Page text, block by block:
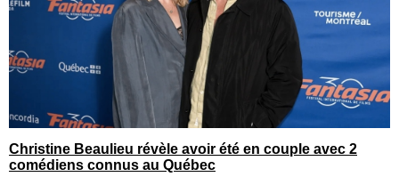
Christine Beaulieu révèle avoir été en couple avec 2
comédiens connus au Québec